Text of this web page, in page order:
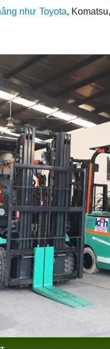
như Toyota,